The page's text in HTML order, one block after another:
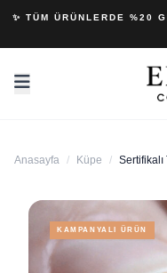
✨ TÜM ÜRÜNLERDE %20
Anasayfa / Küpe / Sertifikalı
KAMPANYALI ÜRÜN